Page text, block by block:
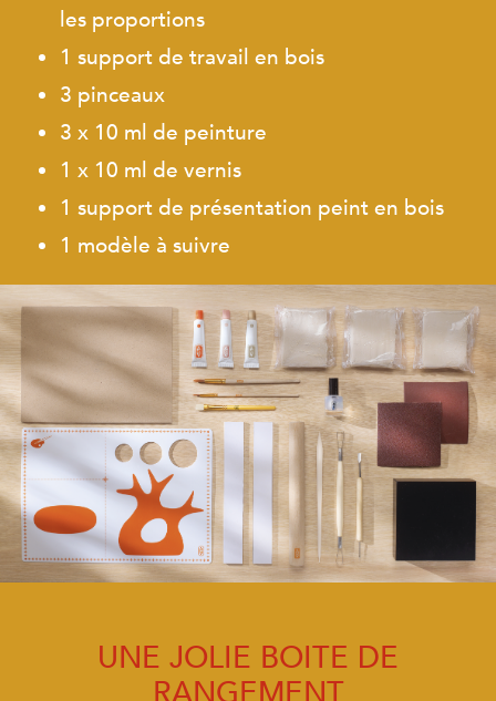
les proportions
1 support de travail en bois
3 pinceaux
3 x 10 ml de peinture
1 x 10 ml de vernis
1 support de présentation peint en bois
1 modèle à suivre
UNE JOLIE BOITE DE